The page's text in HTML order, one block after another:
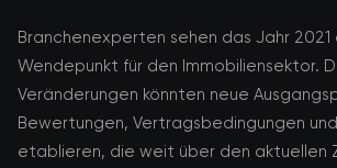
Branchenexperten sehen das Jahr 2021
Wendepunkt für den Immobiliensektor.
Veränderungen könnten neue
Bewertungen, Vertragsbedingungen
etablieren, die weit über den aktuellen